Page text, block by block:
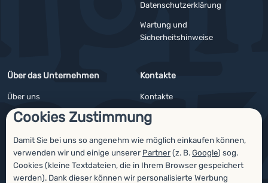
Cookies Zustimmung
Damit Sie bei uns so angenehm wie möglich einkaufen können,
verwenden wir und einige unserer Partner(z. B.Google) sog.
Cookies (kleine Textdateien, die in Ihrem Browser gespeichert
werden). Dank dieser können wir personalisierte Werbung
Datenschutzerklärung
Wartung und
Sicherheitshinweise
Über das Unternehmen
Über uns
Impressum
4camping4nature
Unsere Tester
Kontakte
Kontakte
Angebote für Firmen und Vereine
Newsletter